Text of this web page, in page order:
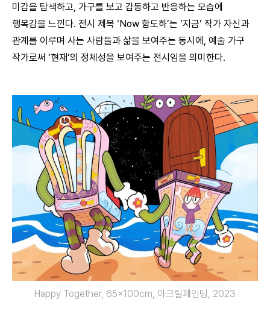
미감을 탐색하고, 가구를 보고 감동하고 반응하는 모습에
행복감을 느낀다. 전시 제목 ‘Now 함도하’는 ‘지금’ 작가 자신과
관계를 이루며 사는 사람들과 삶을 보여주는 동시에, 예술 가구
작가로써 ‘현재’의 정체성을 보여주는 전시임을 의미한다.
Happy Together, 65x100cm, 아크릴페인팅, 2023